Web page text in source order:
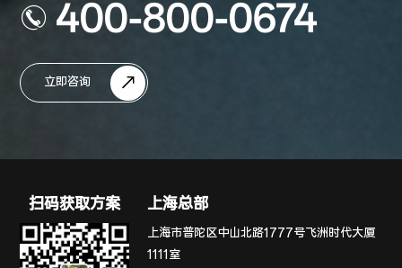
400-800-0674
立即咨询
扫码获取方案 上海总部
上海市普陀区中山北路1777号飞洲时代大厦
1111室